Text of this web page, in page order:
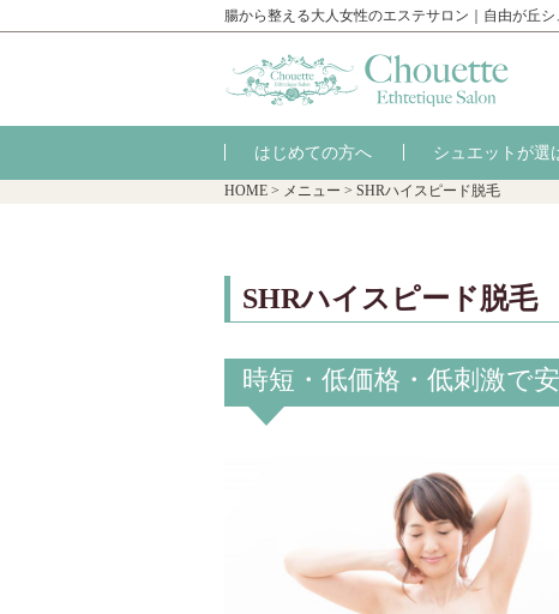
腸から整える大人女性のエステサロン｜自由が丘シ
はじめての方へ シュエットが選
HOME > メニュー > SHRハイスピード脱毛
SHRハイスピード脱毛
時短・低価格・低刺激で